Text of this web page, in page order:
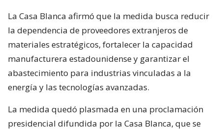
La Casa Blanca afirmó que la medida busca reducir
la dependencia de proveedores extranjeros de
materiales estratégicos, fortalecer la capacidad
manufacturera estadounidense y garantizar el
abastecimiento para industrias vinculadas a la
energía y las tecnologías avanzadas.
La medida quedó plasmada en una proclamación
presidencial difundida por la Casa Blanca, que se